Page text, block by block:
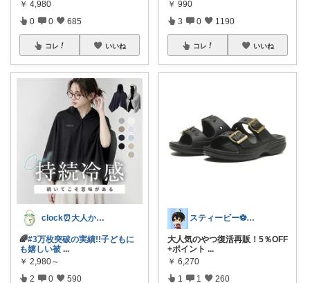
￥ 4,980
0 0 685
コレ いいね
clock⏰大人かわいい
🌈#3万枚突破の実績!!子どもに
も嬉しい被 ...
￥ 2,980～
2 0 590
￥ 990
3 0 1190
コレ いいね
スティービー⚽3人娘パパ
大人気のやつ復活再販！5％OFF
+ポイント ...
￥ 6,270
1 1 260